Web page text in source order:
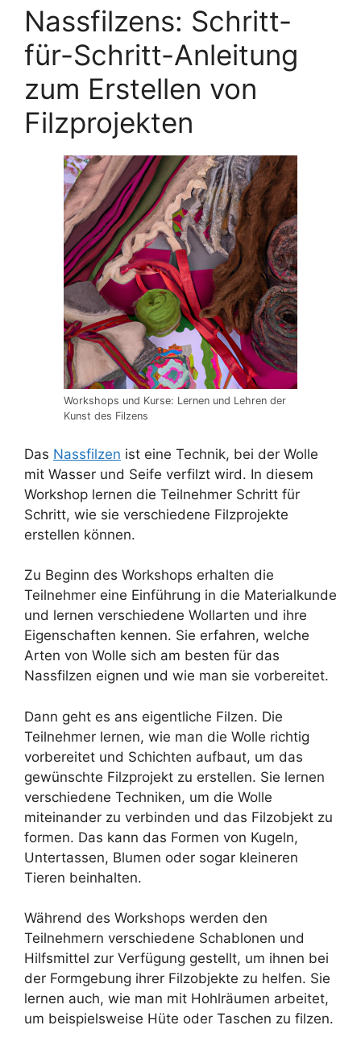
Nassfilzens: Schritt-
für-Schritt-Anleitung
zum Erstellen von
Filzprojekten
Workshops und Kurse: Lernen und Lehren der
Kunst des Filzens
Das Nassfilzen ist eine Technik, bei der Wolle
mit Wasser und Seife verfilzt wird. In diesem
Workshop lernen die Teilnehmer Schritt für
Schritt, wie sie verschiedene Filzprojekte
erstellen können.
Zu Beginn des Workshops erhalten die
Teilnehmer eine Einführung in die Materialkunde
und lernen verschiedene Wollarten und ihre
Eigenschaften kennen. Sie erfahren, welche
Arten von Wolle sich am besten für das
Nassfilzen eignen und wie man sie vorbereitet.
Dann geht es ans eigentliche Filzen. Die
Teilnehmer lernen, wie man die Wolle richtig
vorbereitet und Schichten aufbaut, um das
gewünschte Filzprojekt zu erstellen. Sie lernen
verschiedene Techniken, um die Wolle
miteinander zu verbinden und das Filzobjekt zu
formen. Das kann das Formen von Kugeln,
Untertassen, Blumen oder sogar kleineren
Tieren beinhalten.
Während des Workshops werden den
Teilnehmern verschiedene Schablonen und
Hilfsmittel zur Verfügung gestellt, um ihnen bei
der Formgebung ihrer Filzobjekte zu helfen. Sie
lernen auch, wie man mit Hohlräumen arbeitet,
um beispielsweise Hüte oder Taschen zu filzen.